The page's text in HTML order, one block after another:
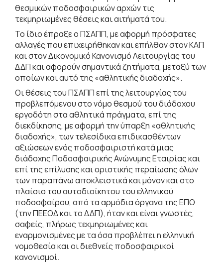
θεσμικών ποδοσφαιρικών αρχών τις
τεκμηριωμένες θέσεις και αιτήματά του.
Το ίδιο έπραξε ο ΠΣΑΠΠ, με αφορμή πρόσφατες
αλλαγές που επιχειρήθηκαν και επήλθαν στον ΚΑΠ
και στον Δικονομικό Κανονισμό Λειτουργίας του
ΔΔΠ και αφορούν σημαντικά ζητήματα, μεταξύ των
οποίων και αυτό της «αθλητικής διαδοχής».
Οι θέσεις του ΠΣΑΠΠ επί της λειτουργίας του
προβλεπόμενου στο νόμο θεσμού του διάδοχου
εργοδότη στα αθλητικά πράγματα, επί της
διεκδίκησης, με αφορμή την ύπαρξη «αθλητικής
διαδοχής», των τελεσίδικα επιδικασθέντων
αξιώσεων ενός ποδοσφαιριστή κατά μιας
διάδοχης Ποδοσφαιρικής Ανώνυμης Εταιρίας και
επί της επίλυσης και οριστικής περαίωσης όλων
των παραπάνω αποκλειστικά και μόνον και στο
πλαίσιο του αυτοδιοίκητου του ελληνικού
ποδοσφαίρου, από τα αρμόδια όργανα της ΕΠΟ
(την ΠΕΕΟΔ και το ΔΔΠ), ήταν και είναι γνωστές,
σαφείς, πλήρως τεκμηριωμένες και
εναρμονισμένες με τα όσα προβλέπει η ελληνική
νομοθεσία και οι διεθνείς ποδοσφαιρικοί
κανονισμοί.